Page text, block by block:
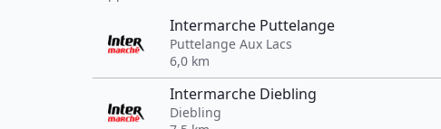
Intermarche Puttelange
Puttelange Aux Lacs
6,0 km
Intermarche Diebling
Diebling